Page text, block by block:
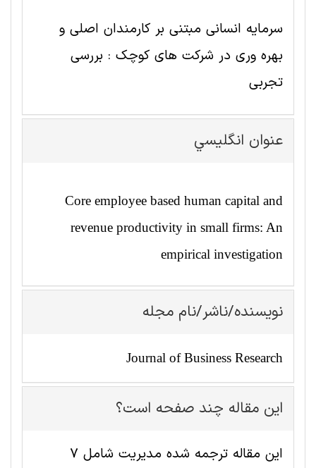
سرمایه انسانی مبتنی بر کارمندان اصلی و
بهره وری در شرکت های کوچک : بررسی
تجربی
عنوان انگليسي
Core employee based human capital and
revenue productivity in small firms: An
empirical investigation
نویسنده/ناشر/نام مجله
Journal of Business Research
این مقاله چند صفحه است؟
این مقاله ترجمه شده مديريت شامل 7